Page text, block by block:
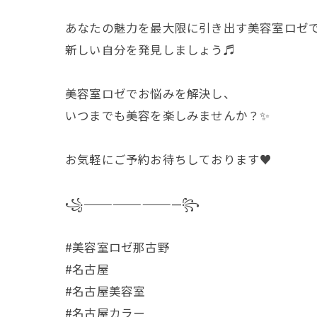
あなたの魅力を最大限に引き出す美容室ロゼ
新しい自分を発見しましょう♬
美容室ロゼでお悩みを解決し、
いつまでも美容を楽しみませんか？✨
お気軽にご予約お待ちしております♥️
꧁——————————꧂
#美容室ロゼ那古野
#名古屋
#名古屋美容室
#名古屋カラー